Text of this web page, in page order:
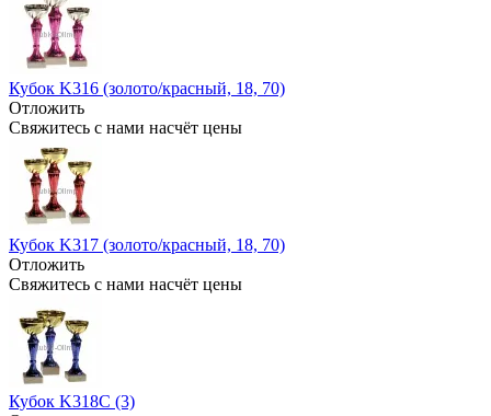
Кубок K316 (золото/красный, 18, 70)
Отложить
Свяжитесь с нами насчёт цены
Кубок K317 (золото/красный, 18, 70)
Отложить
Свяжитесь с нами насчёт цены
Кубок K318C (3)